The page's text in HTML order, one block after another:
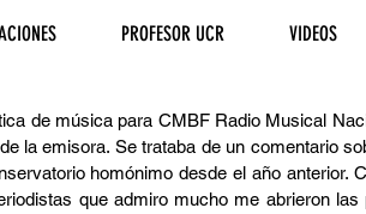
PROFESOR UCR VIDEOS
de música para CMBF Radio Musical
la emisora. Se trataba de un comentario
homónimo desde el año anterior.
que admiro mucho me abrieron